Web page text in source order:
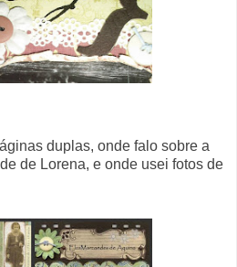
duplas, onde falo sobre a
de Lorena, e onde usei fotos de